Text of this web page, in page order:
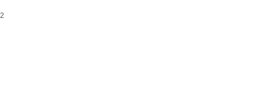
2